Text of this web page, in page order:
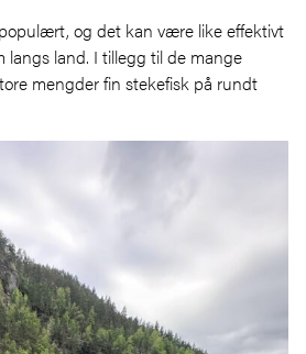
og det kan være like effektivt
langs land. I tillegg til de mange
mengder fin stekefisk på rundt